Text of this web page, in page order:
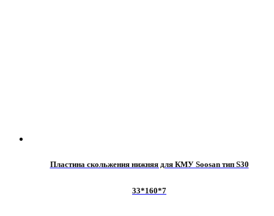
Пластина скольжения нижняя для КМУ Soosan тип S30
33*160*7